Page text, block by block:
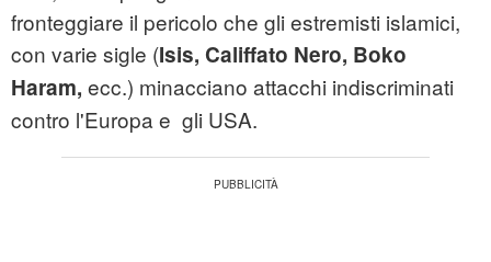
fronteggiare il pericolo che gli estremisti islamici,
con varie sigle (Isis, Califfato Nero, Boko
Haram, ecc.) minacciano attacchi indiscriminati
contro l'Europa e gli USA.